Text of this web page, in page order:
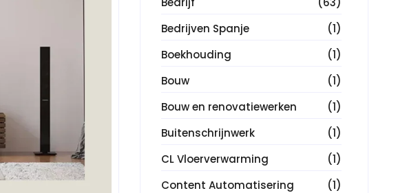
Bedrijven Spanje
(1)
Boekhouding
(1)
Bouw
(1)
Bouw en renovatiewerken
(1)
Buitenschrijnwerk
(1)
CL Vloerverwarming
(1)
Content Automatisering
(1)